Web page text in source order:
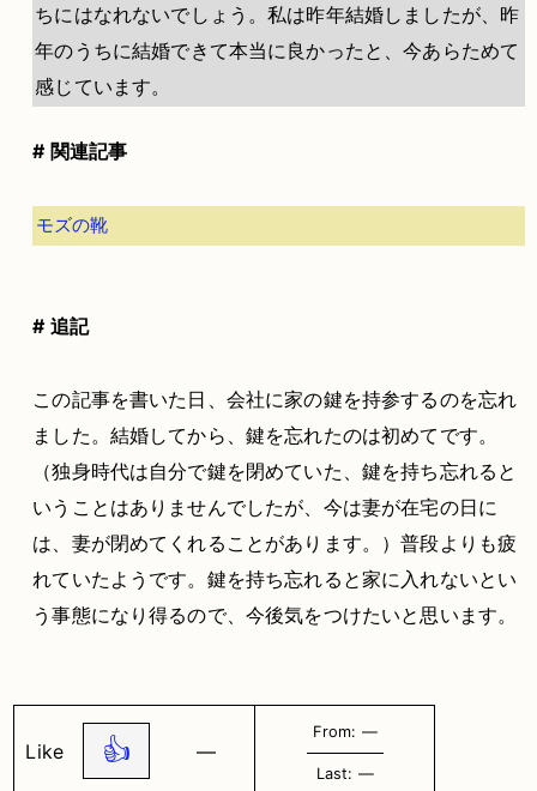
ちにはなれないでしょう。私は昨年結婚しましたが、昨
年のうちに結婚できて本当に良かったと、今あらためて
感じています。
# 関連記事
モズの靴
# 追記
この記事を書いた日、会社に家の鍵を持参するのを忘れ
ました。結婚してから、鍵を忘れたのは初めてです。
（独身時代は自分で鍵を閉めていた、鍵を持ち忘れると
いうことはありませんでしたが、今は妻が在宅の日に
は、妻が閉めてくれることがあります。）普段よりも疲
れていたようです。鍵を持ち忘れると家に入れないとい
う事態になり得るので、今後気をつけたいと思います。
Like 👍 ―
From: ―
Last: ―